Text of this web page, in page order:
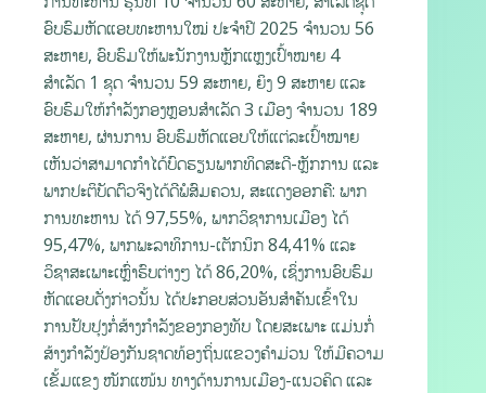
ອົບຮົມຫັດແອບທະຫານໃໝ່ ປະຈຳປີ 2025 ຈໍານວນ 56
ສະຫາຍ, ອົບຮົມໃຫ້ພະນັກງານຫຼັກແຫຼງເປົ້າໝາຍ 4
ສຳເລັດ 1 ຊຸດ ຈຳນວນ 59 ສະຫາຍ, ຍິງ 9 ສະຫາຍ ແລະ
ອົບຮົມໃຫ້ກໍາລັງກອງຫຼອນສໍາເລັດ 3 ເມືອງ ຈໍານວນ 189
ສະຫາຍ, ຜ່ານການ ອົບຮົມຫັດແອບໃຫ້ແຕ່ລະເປົ້າໝາຍ
ເຫັນວ່າສາມາດກຳໄດ້ບົດຮຽນພາກທິດສະດີ-ຫຼັກການ ແລະ
ພາກປະຕິບັດຕົວຈິງໄດ້ດີພໍສົມຄວນ, ສະແດງອອກຄື: ພາກ
ການທະຫານ ໄດ້ 97,55%, ພາກວິຊາການເມືອງ ໄດ້
95,47%, ພາກພະລາທິການ-ເຕັກນິກ 84,41% ແລະ
ວິຊາສະເພາະເຫຼົ່າຮົບຕ່າງໆ ໄດ້ 86,20%, ເຊິ່ງການອົບຮົມ
ຫັດແອບດັ່ງກ່າວນັ້ນ ໄດ້ປະກອບສ່ວນອັນສໍາຄັນເຂົ້າໃນ
ການປັບປຸງກໍ່ສ້າງກຳລັງຂອງກອງທັບ ໂດຍສະເພາະ ແມ່ນກໍ່
ສ້າງກໍາລັງປ້ອງກັນຊາດທ້ອງຖິ່ນແຂວງຄໍາມ່ວນ ໃຫ້ມີຄວາມ
ເຂັ້ມແຂງ ໜັກແໜ້ນ ທາງດ້ານການເມືອງ-ແນວຄິດ ແລະ